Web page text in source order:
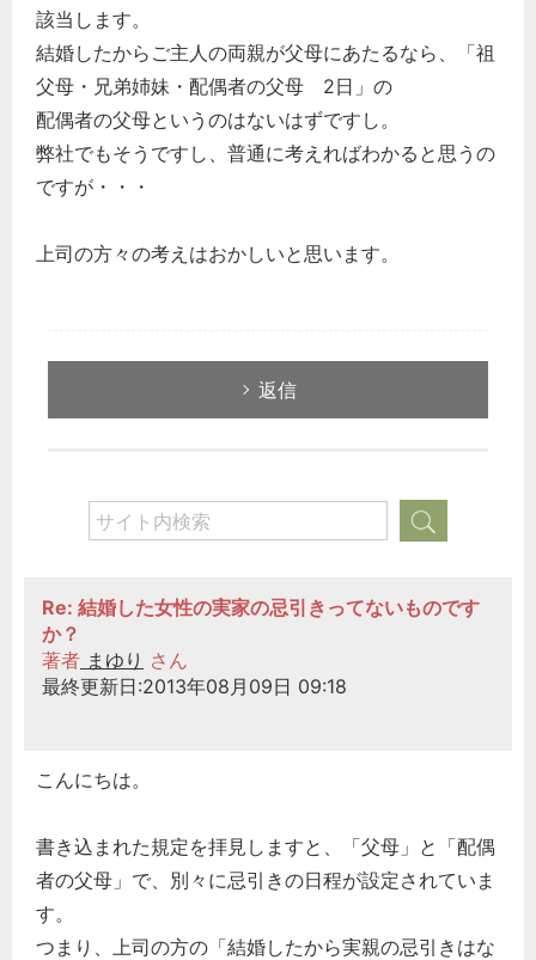
該当します。
結婚したからご主人の両親が父母にあたるなら、「祖
父母・兄弟姉妹・配偶者の父母 2日」の
配偶者の父母というのはないはずですし。
弊社でもそうですし、普通に考えればわかると思うの
ですが・・・
上司の方々の考えはおかしいと思います。
返信
Re: 結婚した女性の実家の忌引きってないものです
か？
著者 まゆり さん
最終更新日:2013年08月09日 09:18
こんにちは。
書き込まれた規定を拝見しますと、「父母」と「配偶
者の父母」で、別々に忌引きの日程が設定されていま
す。
つまり、上司の方の「結婚したから実親の忌引きはな